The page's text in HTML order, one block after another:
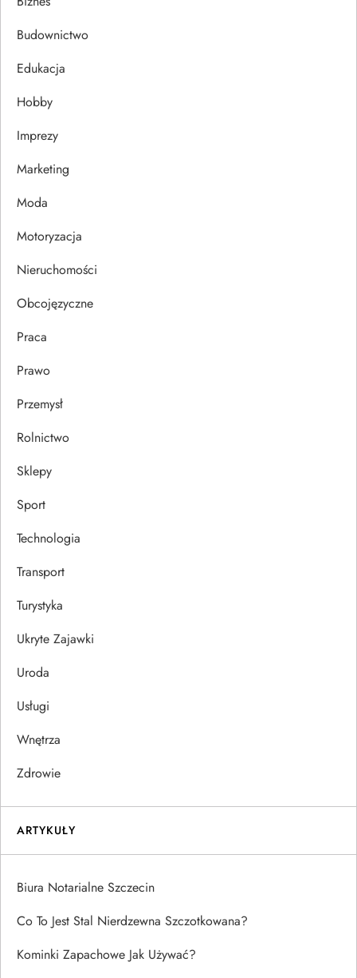
c
j
a
w
p
i
s
u
Budownictwo
Edukacja
Hobby
Imprezy
Marketing
Moda
Motoryzacja
Nieruchomości
Obcojęzyczne
Praca
Prawo
Przemysł
Rolnictwo
Sklepy
Sport
Technologia
Transport
Turystyka
Ukryte Zajawki
Uroda
Usługi
Wnętrza
Zdrowie
ARTYKUŁY
Biura Notarialne Szczecin
Co To Jest Stal Nierdzewna Szczotkowana?
Kominki Zapachowe Jak Używać?